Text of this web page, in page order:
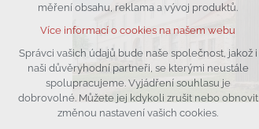
analytická pro anonymizované
vyhodnocení návštěvnosti
marketingová cookies (Google)
Více informací o cookies na našem webu
měření obsahu, reklama a vývoj produktů.
Více informací o cookies na našem webu
Správci vašich údajů bude naše společnost, jakož i
naši důvěryhodní partneři, se kterými neustále
spolupracujeme. Vyjádření souhlasu je
dobrovolné. Můžete jej kdykoli zrušit nebo obnovit
změnou nastavení vašich cookies.